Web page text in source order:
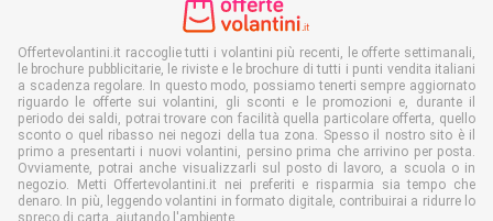
Offertevolantini.it raccoglie tutti i volantini più recenti, le offerte settimanali,
le brochure pubblicitarie, le riviste e le brochure di tutti i punti vendita italiani
a scadenza regolare. In questo modo, possiamo tenerti sempre aggiornato
riguardo le offerte sui volantini, gli sconti e le promozioni e, durante il
periodo dei saldi, potrai trovare con facilità quella particolare offerta, quello
sconto o quel ribasso nei negozi della tua zona. Spesso il nostro sito è il
primo a presentarti i nuovi volantini, persino prima che arrivino per posta.
Ovviamente, potrai anche visualizzarli sul posto di lavoro, a scuola o in
negozio. Metti Offertevolantini.it nei preferiti e risparmia sia tempo che
denaro. In più, leggendo volantini in formato digitale, contribuirai a ridurre lo
spreco di carta, aiutando l'ambiente.